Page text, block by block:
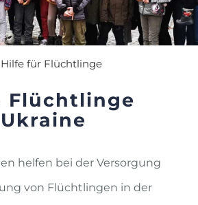
Hilfe für Flüchtlinge
Flüchtlinge
helfen bei der Versorgung
von Flüchtlingen in der